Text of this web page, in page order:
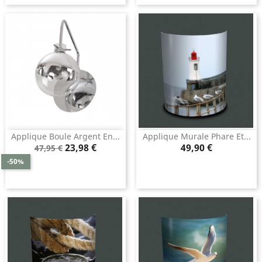
Applique Boule Argent En...
Prix
47,95 €
-50%
Prix
23,98 €
Applique Murale Phare Et...
Prix
49,90 €